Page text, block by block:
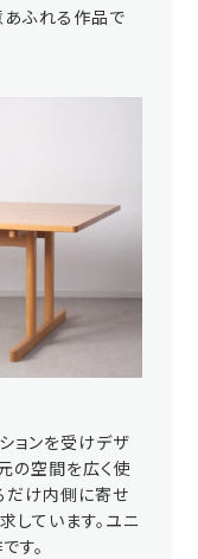
あふれる作品で
ョンを受けデザ
の空間を広く使
だけ内側に寄せ
しています。ユニ
す。